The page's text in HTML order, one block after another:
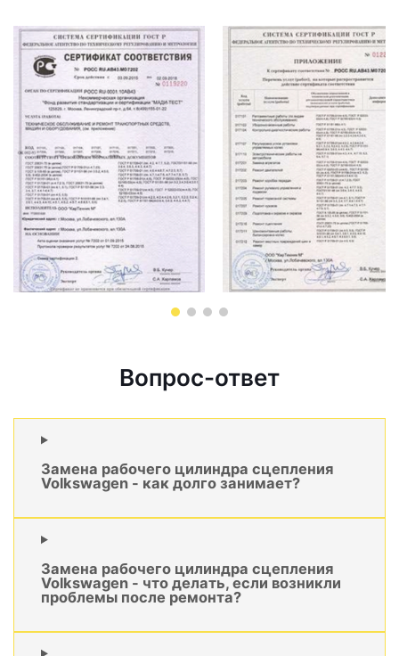
Вопрос-ответ
Замена рабочего цилиндра сцепления
Volkswagen - как долго занимает?
Замена рабочего цилиндра сцепления
Volkswagen - что делать, если возникли
проблемы после ремонта?